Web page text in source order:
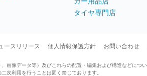
タイヤ専門店
ースリリース 個人情報保護方針 お問い合わせ
画像データ等）及びこれらの配置・編集および構造などにつ
次利用を行うことは固く禁じております。